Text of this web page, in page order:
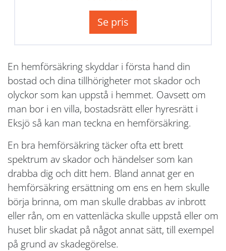
Se pris
En hemförsäkring skyddar i första hand din
bostad och dina tillhörigheter mot skador och
olyckor som kan uppstå i hemmet. Oavsett om
man bor i en villa, bostadsrätt eller hyresrätt i
Eksjö så kan man teckna en hemförsäkring.
En bra hemförsäkring täcker ofta ett brett
spektrum av skador och händelser som kan
drabba dig och ditt hem. Bland annat ger en
hemförsäkring ersättning om ens en hem skulle
börja brinna, om man skulle drabbas av inbrott
eller rån, om en vattenläcka skulle uppstå eller om
huset blir skadat på något annat sätt, till exempel
på grund av skadegörelse.